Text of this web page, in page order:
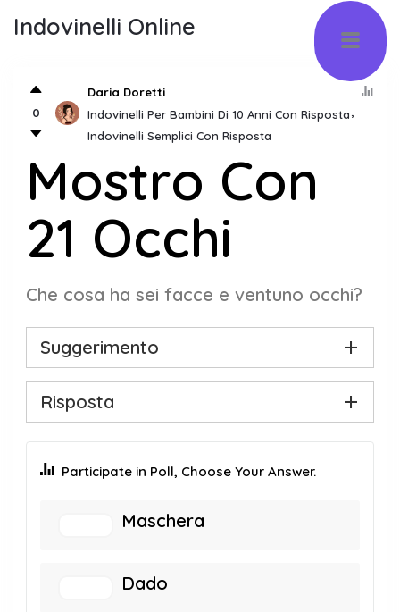
Indovinelli Online
0
Daria Doretti
Indovinelli Per Bambini Di 10 Anni Con Risposta
Indovinelli Semplici Con Risposta
Mostro Con
21 Occhi
Che cosa ha sei facce e ventuno occhi?
Suggerimento
Risposta
Participate in Poll, Choose Your Answer.
Maschera
Dado